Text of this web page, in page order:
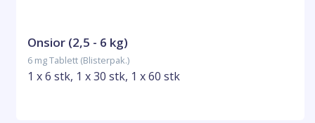
Onsior (2,5 - 6 kg)
6 mg Tablett (Blisterpak.)
1 x 6 stk, 1 x 30 stk, 1 x 60 stk